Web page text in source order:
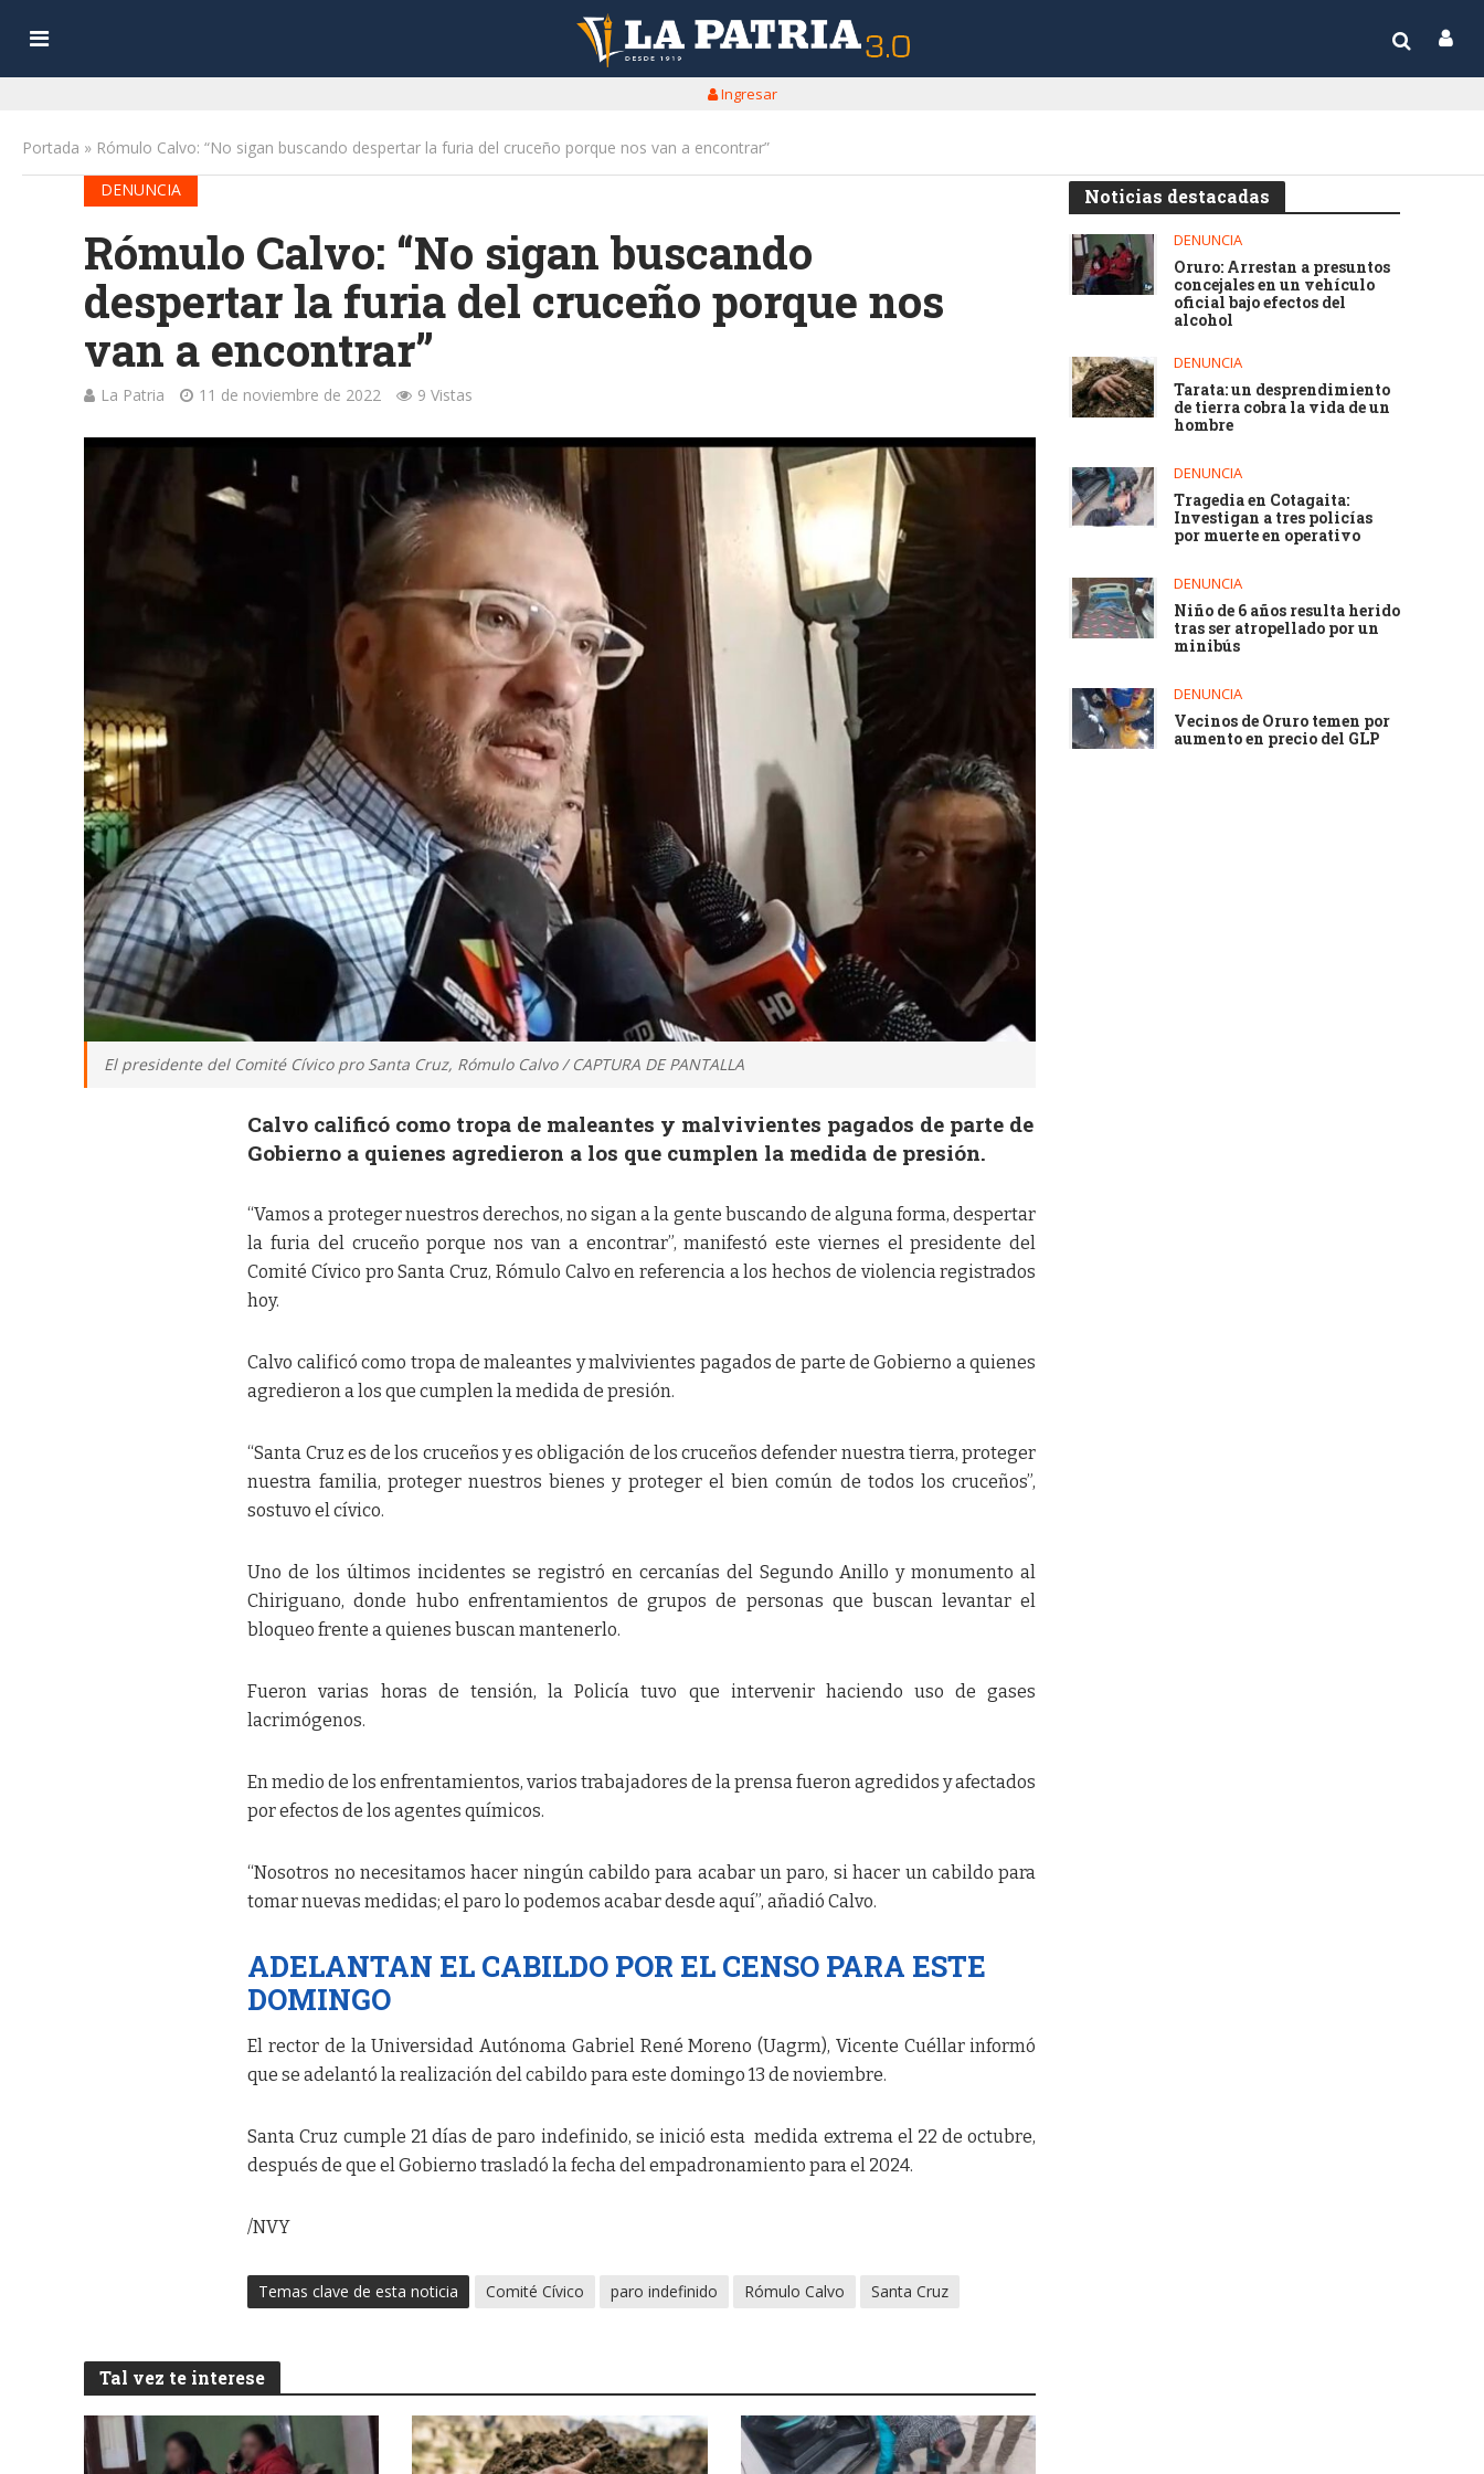
Ingresar
Portada » Rómulo Calvo: “No sigan buscando despertar la furia del cruceño porque nos van a encontrar”
DENUNCIA
Rómulo Calvo: “No sigan buscando
despertar la furia del cruceño porque nos
van a encontrar”
La Patria 11 de noviembre de 2022 9 Vistas
El presidente del Comité Cívico pro Santa Cruz, Rómulo Calvo / CAPTURA DE PANTALLA
Calvo calificó como tropa de maleantes y malvivientes pagados de parte de
Gobierno a quienes agredieron a los que cumplen la medida de presión.
“Vamos a proteger nuestros derechos, no sigan a la gente buscando de alguna forma, despertar
la furia del cruceño porque nos van a encontrar”, manifestó este viernes el presidente del
Comité Cívico pro Santa Cruz, Rómulo Calvo en referencia a los hechos de violencia registrados
hoy.
Calvo calificó como tropa de maleantes y malvivientes pagados de parte de Gobierno a quienes
agredieron a los que cumplen la medida de presión.
“Santa Cruz es de los cruceños y es obligación de los cruceños defender nuestra tierra, proteger
nuestra familia, proteger nuestros bienes y proteger el bien común de todos los cruceños”,
sostuvo el cívico.
Uno de los últimos incidentes se registró en cercanías del Segundo Anillo y monumento al
Chiriguano, donde hubo enfrentamientos de grupos de personas que buscan levantar el
bloqueo frente a quienes buscan mantenerlo.
Fueron varias horas de tensión, la Policía tuvo que intervenir haciendo uso de gases
lacrimógenos.
En medio de los enfrentamientos, varios trabajadores de la prensa fueron agredidos y afectados
por efectos de los agentes químicos.
“Nosotros no necesitamos hacer ningún cabildo para acabar un paro, si hacer un cabildo para
tomar nuevas medidas; el paro lo podemos acabar desde aquí”, añadió Calvo.
ADELANTAN EL CABILDO POR EL CENSO PARA ESTE
DOMINGO
El rector de la Universidad Autónoma Gabriel René Moreno (Uagrm), Vicente Cuéllar informó
que se adelantó la realización del cabildo para este domingo 13 de noviembre.
Santa Cruz cumple 21 días de paro indefinido, se inició esta medida extrema el 22 de octubre,
después de que el Gobierno trasladó la fecha del empadronamiento para el 2024.
/NVY
Temas clave de esta noticia Comité Cívico paro indefinido Rómulo Calvo Santa Cruz
Tal vez te interese
Noticias destacadas
DENUNCIA
Oruro: Arrestan a presuntos
concejales en un vehículo
oficial bajo efectos del
alcohol
DENUNCIA
Tarata: un desprendimiento
de tierra cobra la vida de un
hombre
DENUNCIA
Tragedia en Cotagaita:
Investigan a tres policías
por muerte en operativo
DENUNCIA
Niño de 6 años resulta herido
tras ser atropellado por un
minibús
DENUNCIA
Vecinos de Oruro temen por
aumento en precio del GLP